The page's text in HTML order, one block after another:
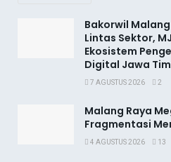
Bakorwil
Lintas Sektor,
Ekosistem
Digital Jawa
7 AGUSTUS 2026 2
Malang Raya
Fragmentasi
4 AGUSTUS 2026 13